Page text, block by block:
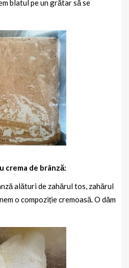
blatul pe un grătar să se
crema de brânză:
alături de zahărul tos, zahărul
o compoziție cremoasă. O dăm